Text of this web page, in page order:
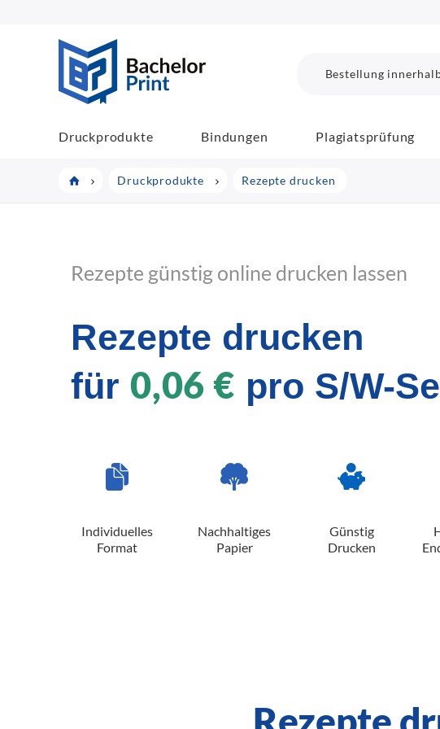
Bestellung
Druckprodukte Bindungen Plagiatsprüfung
Druckprodukte Rezepte drucken
Rezepte günstig online drucken lassen
Rezepte drucken
für 0,06 € pro S/W-
Individuelles
Format
Nachhaltiges
Papier
Günstig
Drucken